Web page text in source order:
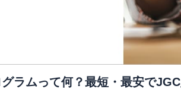
ラムって何？最短・最安で